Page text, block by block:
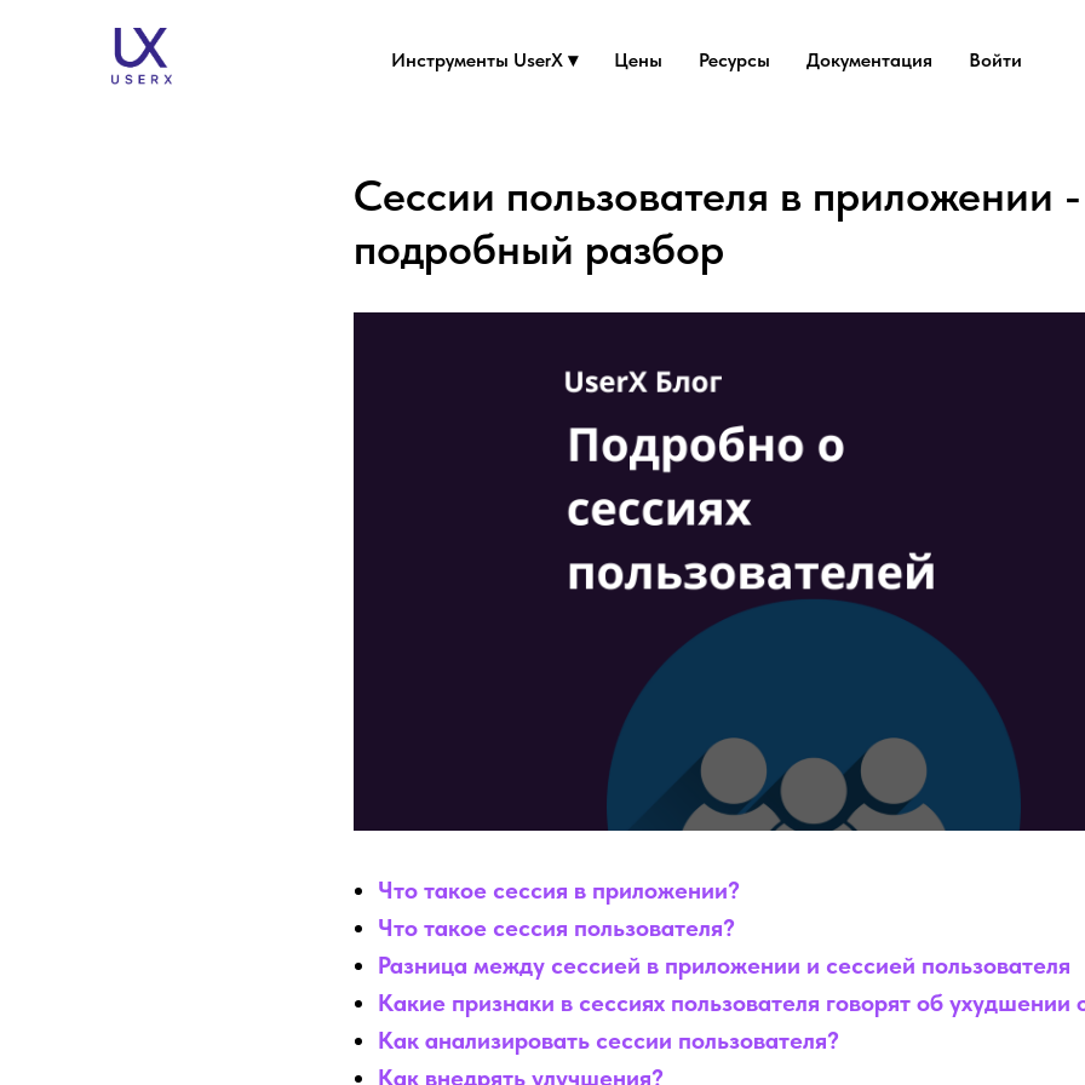
Инструменты UserX ▾ Цены Ресурсы Документация Войти
Сессии пользователя в приложении -
подробный разбор
Что такое сессия в приложении?
Что такое сессия пользователя?
Разница между сессией в приложении и сессией пользователя
Какие признаки в сессиях пользователя говорят об ухудшении
Как анализировать сессии пользователя?
Как внедрять улучшения?